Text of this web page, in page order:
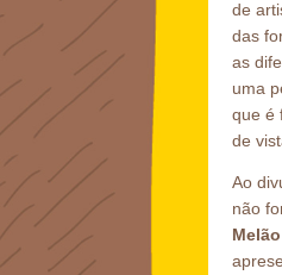
de
das
as
uma
que é
de
Ao
não
Melão